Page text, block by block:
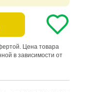
Цена товара
в зависимости от